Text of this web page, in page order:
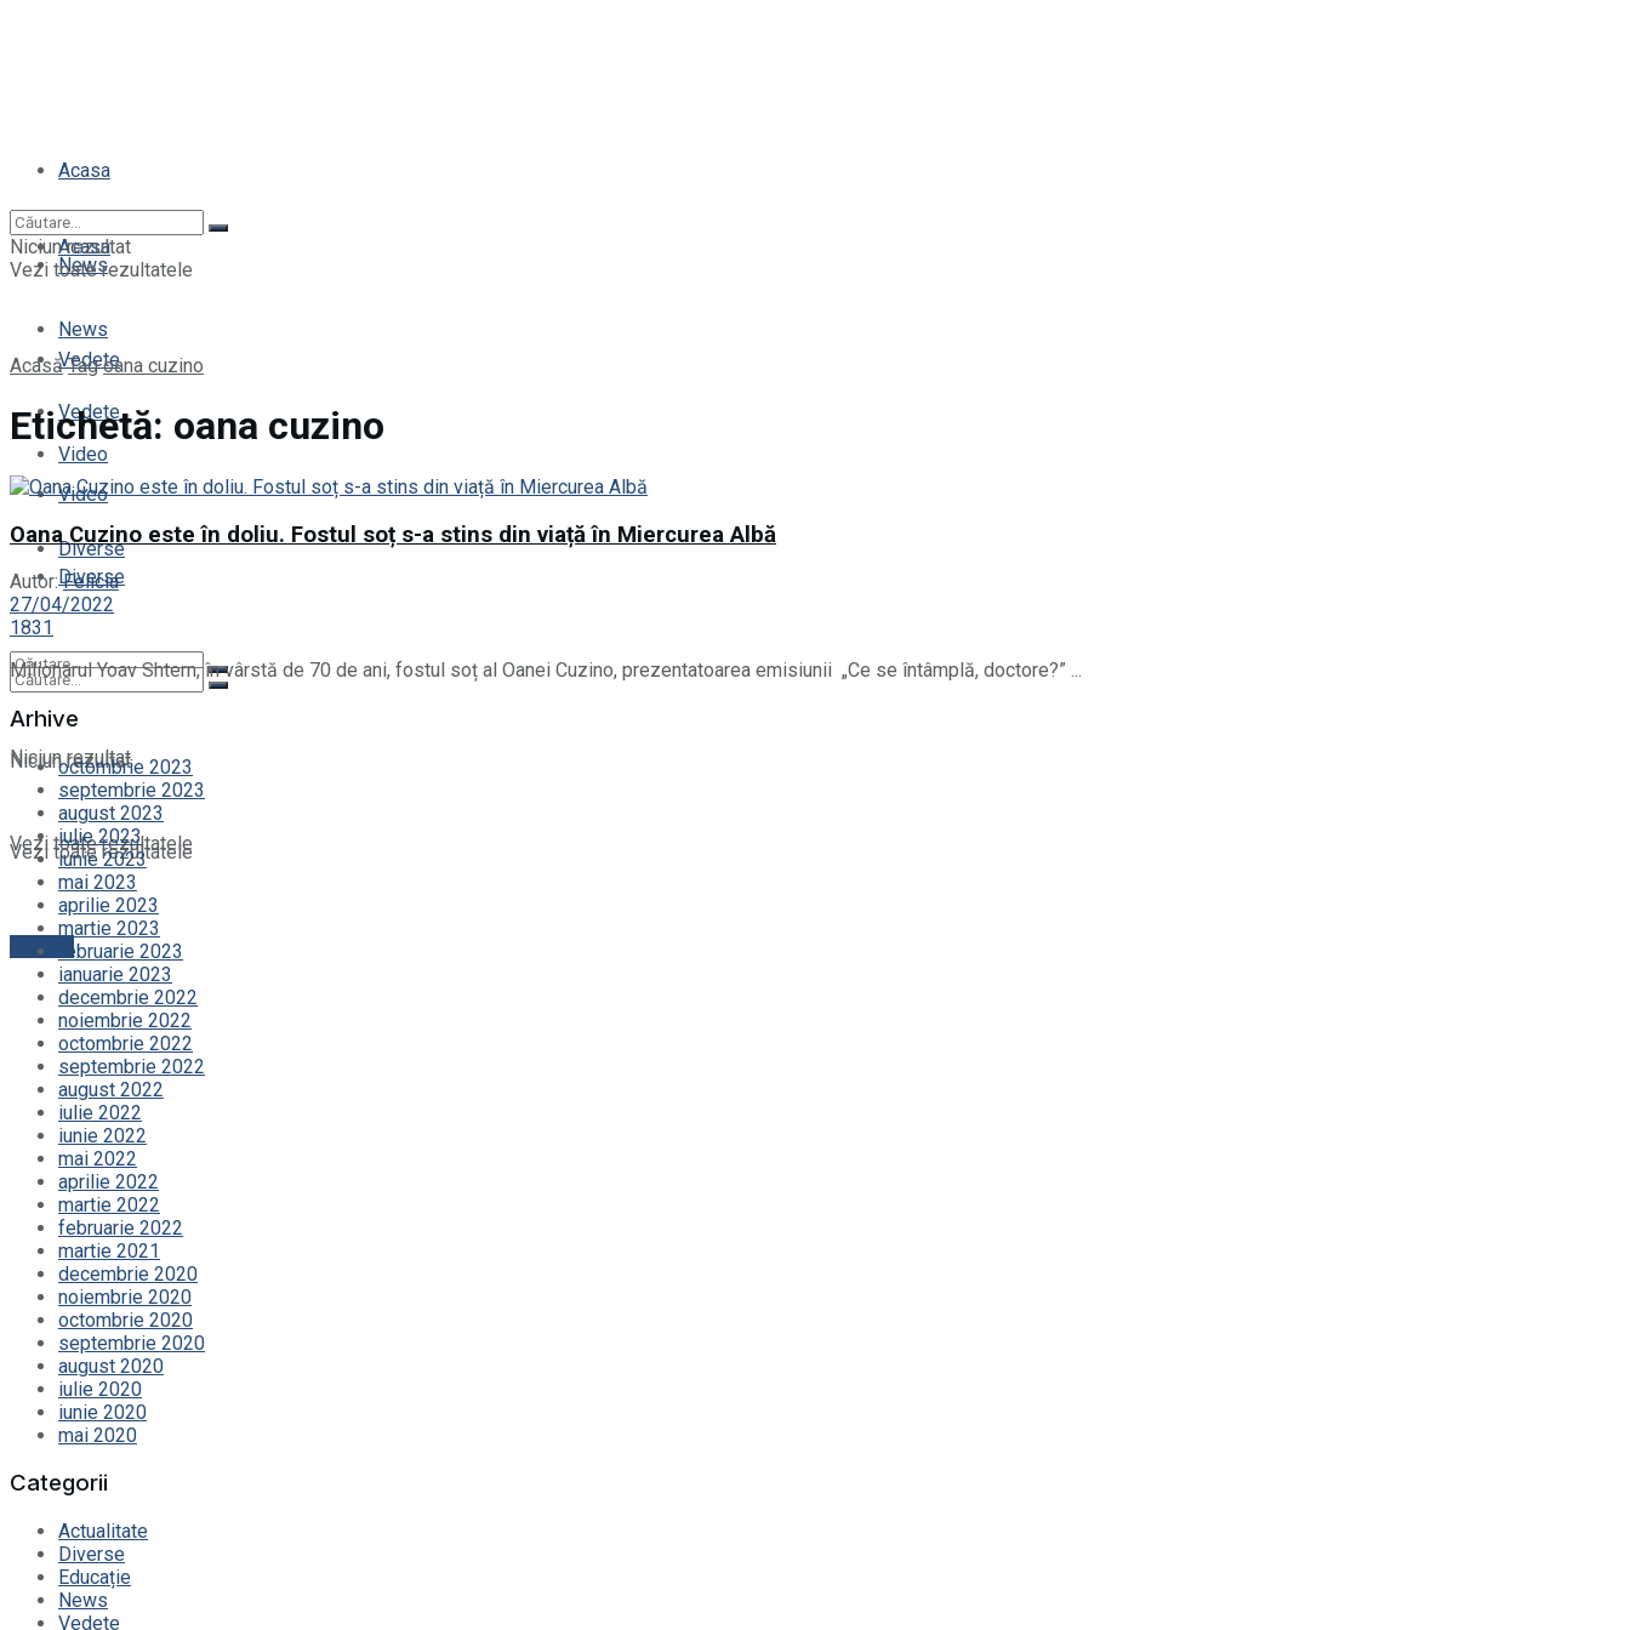
Acasa
News
Vedete
Video
Diverse
Niciun rezultat
Vezi toate rezultatele
Contact
Acasa
News
Vedete
Video
Diverse
Niciun rezultat
Vezi toate rezultatele
Niciun rezultat
Vezi toate rezultatele
Acasă Tag oana cuzino
Etichetă: oana cuzino
Oana Cuzino este în doliu. Fostul soț s-a stins din viață în Miercurea Albă
Autor: Felicia
27/04/2022
1831
Milionarul Yoav Shtern, în vârstă de 70 de ani, fostul soț al Oanei Cuzino, prezentatoarea emisiunii „Ce se întâmplă, doctore?” ...
Arhive
octombrie 2023
septembrie 2023
august 2023
iulie 2023
iunie 2023
mai 2023
aprilie 2023
martie 2023
februarie 2023
ianuarie 2023
decembrie 2022
noiembrie 2022
octombrie 2022
septembrie 2022
august 2022
iulie 2022
iunie 2022
mai 2022
aprilie 2022
martie 2022
februarie 2022
martie 2021
decembrie 2020
noiembrie 2020
octombrie 2020
septembrie 2020
august 2020
iulie 2020
iunie 2020
mai 2020
Categorii
Actualitate
Diverse
Educație
News
Vedete